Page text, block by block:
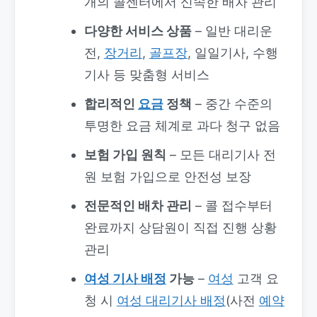
다양한 서비스 상품– 일반 대리운
전, 장거리, 골프장, 일일기사, 수행
기사 등 맞춤형 서비스
합리적인 요금정책 – 중간 수준의
투명한 요금 체계로 과다 청구 없음
보험 가입 원칙 – 모든 대리기사 전
원 보험 가입으로 안전성 보장
전문적인 배차 관리 – 콜 접수부터
완료까지 상담원이 직접 진행 상황
관리
여성 기사 배정 가능– 여성 고객 요
청 시 여성 대리기사 배정(사전 예약